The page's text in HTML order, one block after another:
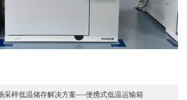
采样低温储存解决方案----便携式低温运输箱